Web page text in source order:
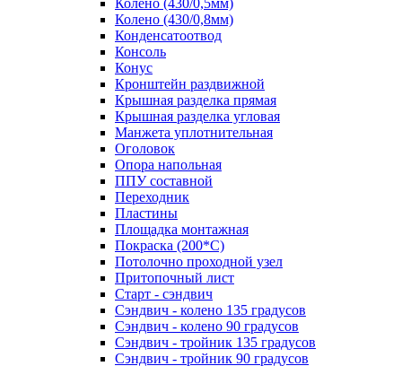
Колено (430/0,5мм)
Колено (430/0,8мм)
Конденсатоотвод
Консоль
Конус
Кронштейн раздвижной
Крышная разделка прямая
Крышная разделка угловая
Манжета уплотнительная
Оголовок
Опора напольная
ППУ составной
Переходник
Пластины
Площадка монтажная
Покраска (200*С)
Потолочно проходной узел
Притопочный лист
Старт - сэндвич
Сэндвич - колено 135 градусов
Сэндвич - колено 90 градусов
Сэндвич - тройник 135 градусов
Сэндвич - тройник 90 градусов